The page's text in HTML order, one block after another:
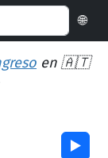
🌐
en 🇦🇹
▶︎